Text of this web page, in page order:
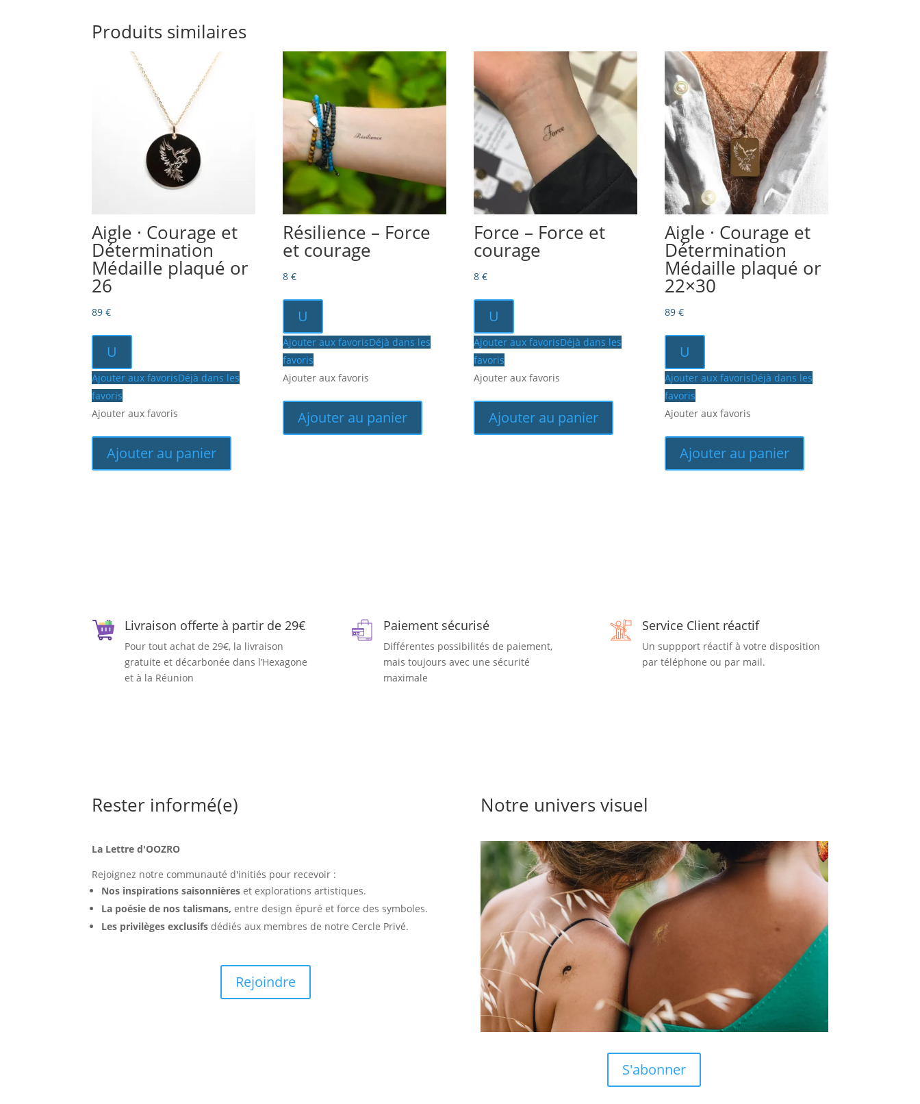
Produits similaires
Aigle · Courage et
Détermination
Médaille plaqué or
26
89€
U
Ajouter aux favorisDéjà dans les
favoris
Ajouter aux favoris
Ajouter au panier
Résilience – Force
et courage
8€
U
Ajouter aux favorisDéjà dans les
favoris
Ajouter aux favoris
Ajouter au panier
Force – Force et
courage
8€
U
Ajouter aux favorisDéjà dans les
favoris
Ajouter aux favoris
Ajouter au panier
Aigle · Courage et
Détermination
Médaille plaqué or
22×30
89€
U
Ajouter aux favorisDéjà dans les
favoris
Ajouter aux favoris
Ajouter au panier
Livraison offerte à partir de 29€
Pour tout achat de 29€, la livraison
gratuite et décarbonée dans l’Hexagone
et à la Réunion
Paiement sécurisé
Différentes possibilités de paiement,
mais toujours avec une sécurité
maximale
Service Client réactif
Un suppport réactif à votre disposition
par téléphone ou par mail.
Rester informé(e)
La Lettre d'OOZRO
Rejoignez notre communauté d'initiés pour recevoir :
Nos inspirations saisonnières et explorations artistiques.
La poésie de nos talismans, entre design épuré et force des symboles.
Les privilèges exclusifs dédiés aux membres de notre Cercle Privé.
Rejoindre
Notre univers visuel
S'abonner